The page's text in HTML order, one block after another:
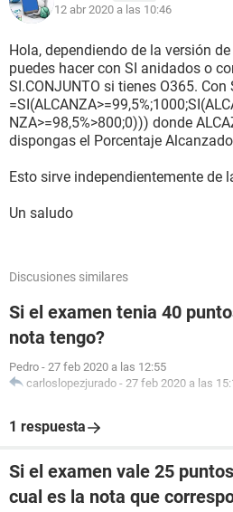
12 abr 2020 a las 10:46
Hola, dependiendo de la versión
puedes hacer con SI anidados o
SI.CONJUNTO si tienes O365.
NZA>=98,5%>800;0))) donde
dispongas el Porcentaje
Esto sirve independientemente de
Un saludo
Discusiones similares
Si el examen tenia 40
nota tengo?
Pedro - 27 feb 2020 a las 12:55
carloslopezjurado - 27 feb 2020 a las
1 respuesta
Si el examen vale 25
cual es la nota que